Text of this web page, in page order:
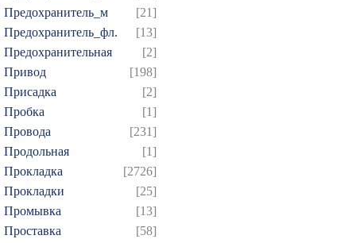
Предохранитель_м
[21]
Предохранитель_фл.
[13]
Предохранительная
[2]
Привод
[198]
Присадка
[2]
Пробка
[1]
Провода
[231]
Продольная
[1]
Прокладка
[2726]
Прокладки
[25]
Промывка
[13]
Проставка
[58]